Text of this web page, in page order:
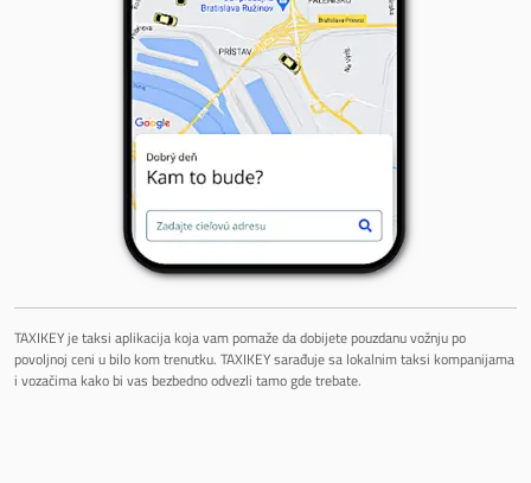
TAXIKEY je taksi aplikacija koja vam pomaže da dobijete pouzdanu vožnju po
povoljnoj ceni u bilo kom trenutku. TAXIKEY sarađuje sa lokalnim taksi kompanijama
i vozačima kako bi vas bezbedno odvezli tamo gde trebate.